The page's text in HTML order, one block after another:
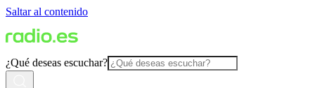
Saltar al contenido
¿Qué deseas escuchar?